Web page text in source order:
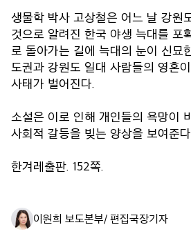
생물학 박사 고상철은 어느 날 강원
것으로 알려진 한국 야생 늑대를 포
로 돌아가는 길에 늑대의 눈이 신묘
도권과 강원도 일대 사람들의 영혼
사태가 벌어진다.
소설은 이로 인해 개인들의 욕망이
사회적 갈등을 빚는 양상을 보여준
한겨레출판. 152쪽.
이원희 보도본부/ 편집국장기자